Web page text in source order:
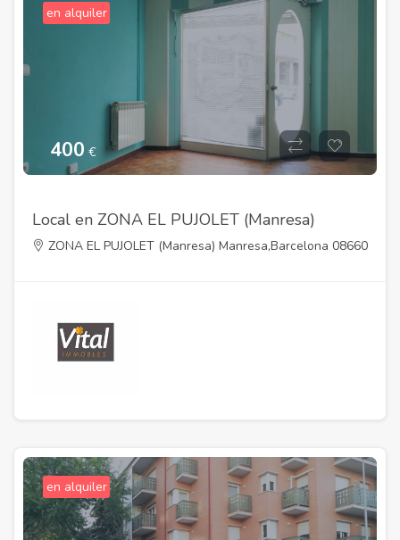
en alquiler
400 €
Local en ZONA EL PUJOLET (Manresa)
ZONA EL PUJOLET (Manresa) Manresa,Barcelona 08660
en alquiler